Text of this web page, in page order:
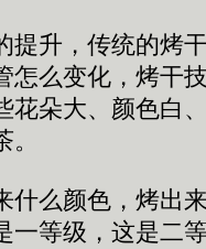
升，传统的烤
怎么变化，烤干
花朵大、颜色白
么颜色，烤出
一等级，这是二